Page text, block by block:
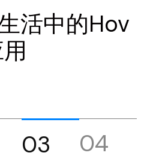
活中的Hov
03 04